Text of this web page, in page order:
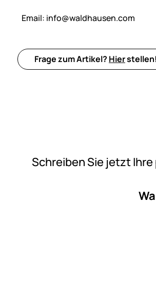
Email: info@waldhausen.com
Frage zum Artikel? Hierstellen!
Schreiben Sie jetzt